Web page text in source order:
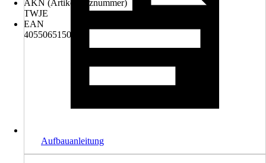
AKN (Artikelkurznummer)
TWJE
EAN
4055065150418
Aufbauanleitung